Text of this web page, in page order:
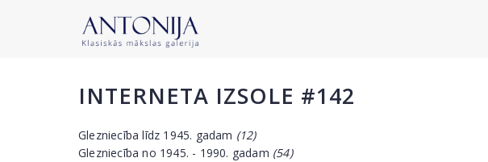
INTERNETA IZSOLE #142
Glezniecība līdz 1945. gadam (12)
Glezniecība no 1945. - 1990. gadam (54)